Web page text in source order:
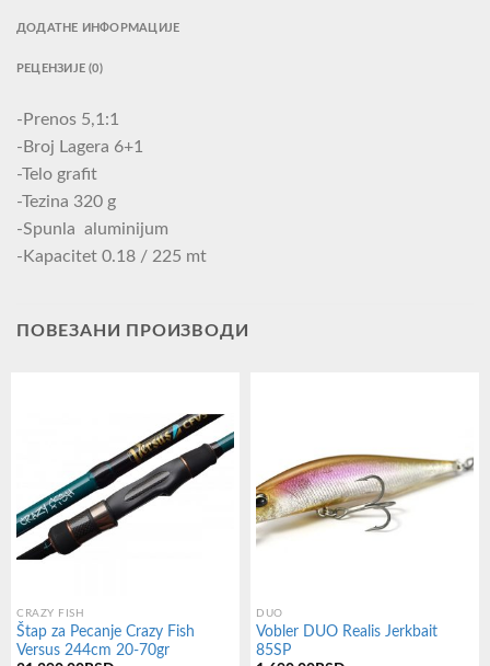
ДОДАТНЕ ИНФОРМАЦИЈЕ
РЕЦЕНЗИЈЕ (0)
-Prenos 5,1:1
-Broj Lagera 6+1
-Telo grafit
-Tezina 320 g
-Spunla aluminijum
-Kapacitet 0.18 / 225 mt
ПОВЕЗАНИ ПРОИЗВОДИ
CRAZY FISH
Štap za Pecanje Crazy Fish
Versus 244cm 20-70gr
DUO
Vobler DUO Realis Jerkbait
85SP